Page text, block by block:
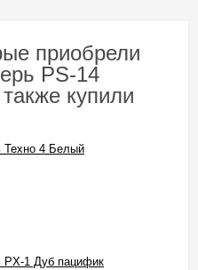
приобрели
PS-14
купили
Техно 4 Белый
PX-1 Дуб пацифик